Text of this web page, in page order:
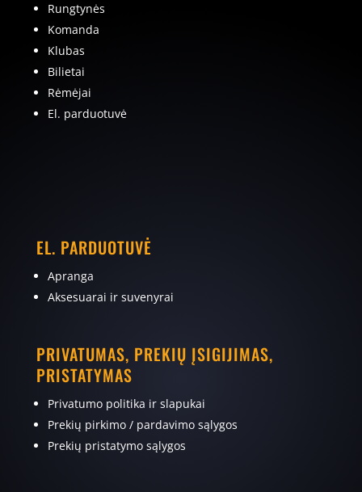
Rungtynės
Komanda
Klubas
Bilietai
Rėmėjai
El. parduotuvė
EL. PARDUOTUVĖ
Apranga
Aksesuarai ir suvenyrai
PRIVATUMAS, PREKIŲ ĮSIGIJIMAS,
PRISTATYMAS
Privatumo politika ir slapukai
Prekių pirkimo / pardavimo sąlygos
Prekių pristatymo sąlygos